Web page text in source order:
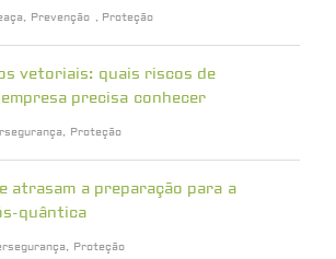
Prevenção Proteção
vetoriais: quais riscos de
precisa conhecer
Proteção
atrasam a preparação para a
quântica
Proteção